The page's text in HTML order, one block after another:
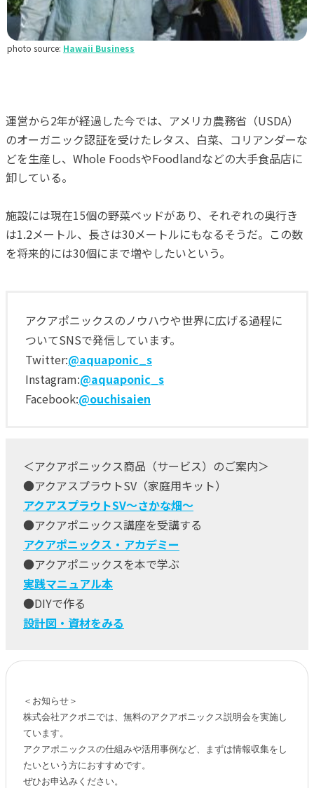
photo source: Hawaii Business
運営から2年が経過した今では、アメリカ農務省（USDA）
のオーガニック認証を受けたレタス、白菜、コリアンダーな
どを生産し、Whole FoodsやFoodlandなどの大手食品店に
卸している。
施設には現在15個の野菜ベッドがあり、それぞれの奥行き
は1.2メートル、長さは30メートルにもなるそうだ。この数
を将来的には30個にまで増やしたいという。
アクアポニックスのノウハウや世界に広げる過程に
ついてSNSで発信しています。
Twitter:@aquaponic_s
Instagram:@aquaponic_s
Facebook:@ouchisaien
＜アクアポニックス商品（サービス）のご案内＞
●アクアスプラウトSV（家庭用キット）
アクアスプラウトSV～さかな畑～
●アクアポニックス講座を受講する
アクアポニックス・アカデミー
●アクアポニックスを本で学ぶ
実践マニュアル本
●DIYで作る
設計図・資材をみる
＜お知らせ＞
株式会社アクポニでは、無料のアクアポニックス説明会を実施し
ています。
アクアポニックスの仕組みや活用事例など、まずは情報収集をし
たいという方におすすめです。
ぜひお申込みください。